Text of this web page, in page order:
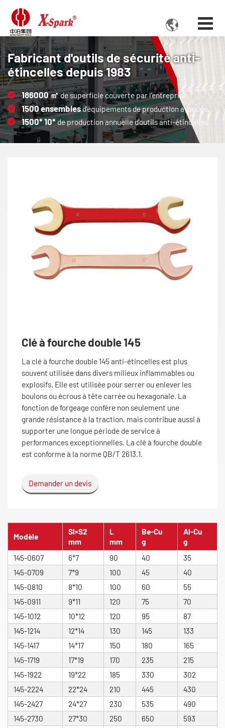

Fabricant d'outils de sécurité anti-
étincelles depuis 1983
186000㎡de superficie couverte par l'entreprise.
1500ensemblesd’équipements de production avancés.
1500*10*de production annuelle d'outils anti-étincelles.
Clé à fourche double 145
La clé à fourche double 145 anti-étincelles est plus
souvent utilisée dans divers milieux inflammables ou
explosifs. Elle est utilisée pour serrer ou enlever les
boulons ou écrous à tête carrée ou hexagonale. La
fonction de forgeage confère non seulement une
grande résistance à la traction, mais contribue aussi à
supporter une longue période de service à
performances exceptionnelles. La clé à fourche double
est conforme à la norme QB/T 2613.1.
Demander un devis
Modèle
Sl×S2
mm
L
mm
Be-Cu
g
Al-Cu
g
145-0607
6*7 90 40
35
145-0709
7*9 100 45
40
145-0810
8*10 100 60
55
145-0911
9*11 120 75
70
145-1012
10*12 120 95
87
145-1214
12*14 130 145
133
145-1417
14*17 150 180
165
145-1719
17*19 170 235
215
145-1922
19*22 185 330
302
145-2224
22*24 210 445
430
145-2427
24*27 230 535
490
145-2730
27*30 250 650
593